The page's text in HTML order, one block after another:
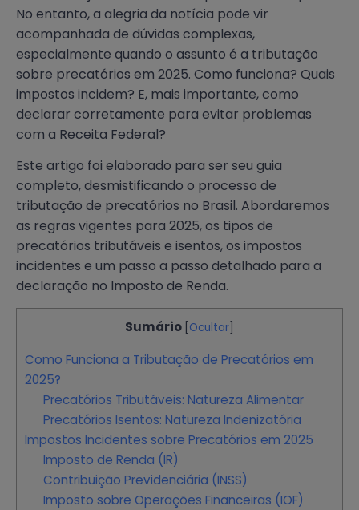
No entanto, a alegria da notícia pode vir
acompanhada de dúvidas complexas,
especialmente quando o assunto é a tributação
sobre precatórios em 2025. Como funciona? Quais
impostos incidem? E, mais importante, como
declarar corretamente para evitar problemas
com a Receita Federal?
Este artigo foi elaborado para ser seu guia
completo, desmistificando o processo de
tributação de precatórios no Brasil. Abordaremos
as regras vigentes para 2025, os tipos de
precatórios tributáveis e isentos, os impostos
incidentes e um passo a passo detalhado para a
declaração no Imposto de Renda.
Sumário Ocultar
Como Funciona a Tributação de Precatórios em
2025?
Precatórios Tributáveis: Natureza Alimentar
Precatórios Isentos: Natureza Indenizatória
Impostos Incidentes sobre Precatórios em 2025
Imposto de Renda (IR)
Contribuição Previdenciária (INSS)
Imposto sobre Operações Financeiras (IOF)